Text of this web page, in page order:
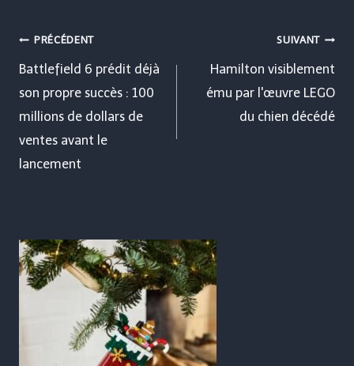
Navigation
de
l’article
PRÉCÉDENT
Battlefield 6 prédit déjà
son propre succès : 100
millions de dollars de
ventes avant le
lancement
SUIVANT
Hamilton visiblement
ému par l'œuvre LEGO
du chien décédé